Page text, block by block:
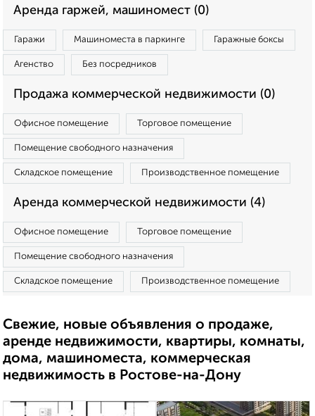
Аренда гаржей, машиномест (0)
Гаражи Машиноместа в паркинге Гаражные боксы
Агенство Без посредников
Продажа коммерческой недвижимости (0)
Офисное помещение Торговое помещение
Помещение свободного назначения
Складское помещение Производственное помещение
Аренда коммерческой недвижимости (4)
Офисное помещение Торговое помещение
Помещение свободного назначения
Складское помещение Производственное помещение
Свежие, новые объявления о продаже,
аренде недвижимости, квартиры, комнаты,
дома, машиноместа, коммерческая
недвижимость в Ростове-на-Дону